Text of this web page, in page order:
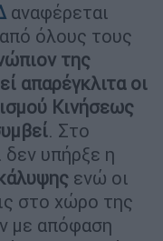
αναφέρεται
όλους τους
της
απαρέγκλιτα οι
Κινήσεως
. Στο
δεν υπήρξε η
ενώ οι
στο χώρο της
με απόφαση